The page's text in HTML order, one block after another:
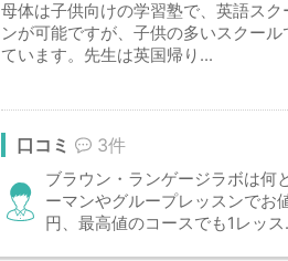
母体は子供向けの学習塾で、英語ス
ンが可能ですが、子供の多いスクー
ています。先生は英国帰り...
口コミ 3件
ブラウン・ランゲージラボは何
ーマンやグループレッスンでお
円、最高値のコースでも1レッス